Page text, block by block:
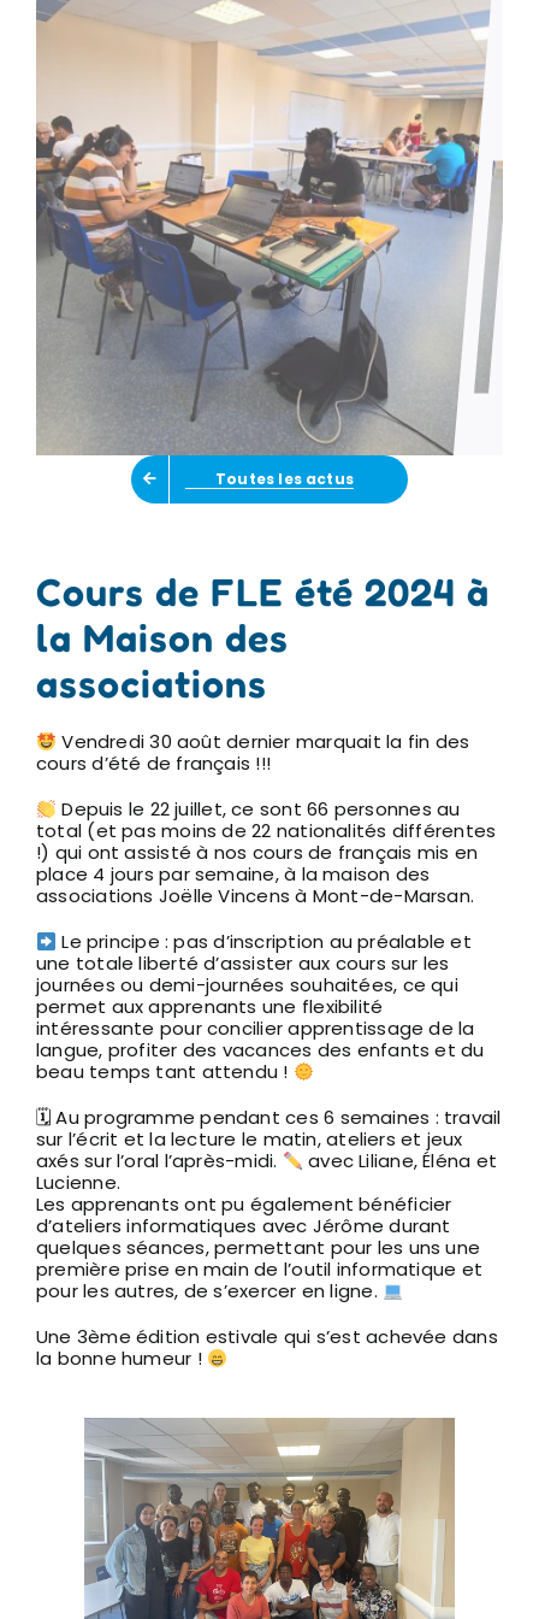
Toutes les actus
Cours de FLE été 2024 à
la Maison des
associations
Vendredi 30 août dernier marquait la fin des
cours d’été de français !!!
Depuis le 22 juillet, ce sont 66 personnes au
total (et pas moins de 22 nationalités différentes
!) qui ont assisté à nos cours de français mis en
place 4 jours par semaine, à la maison des
associations Joëlle Vincens à Mont-de-Marsan.
Le principe : pas d’inscription au préalable et
une totale liberté d’assister aux cours sur les
journées ou demi-journées souhaitées, ce qui
permet aux apprenants une flexibilité
intéressante pour concilier apprentissage de la
langue, profiter des vacances des enfants et du
beau temps tant attendu !
🗓 Au programme pendant ces 6 semaines : travail
sur l’écrit et la lecture le matin, ateliers et jeux
axés sur l’oral l’après-midi.
avec Liliane, Éléna et
Lucienne.
Les apprenants ont pu également bénéficier
d’ateliers informatiques avec Jérôme durant
quelques séances, permettant pour les uns une
première prise en main de l’outil informatique et
pour les autres, de s’exercer en ligne.
Une 3ème édition estivale qui s’est achevée dans
la bonne humeur !